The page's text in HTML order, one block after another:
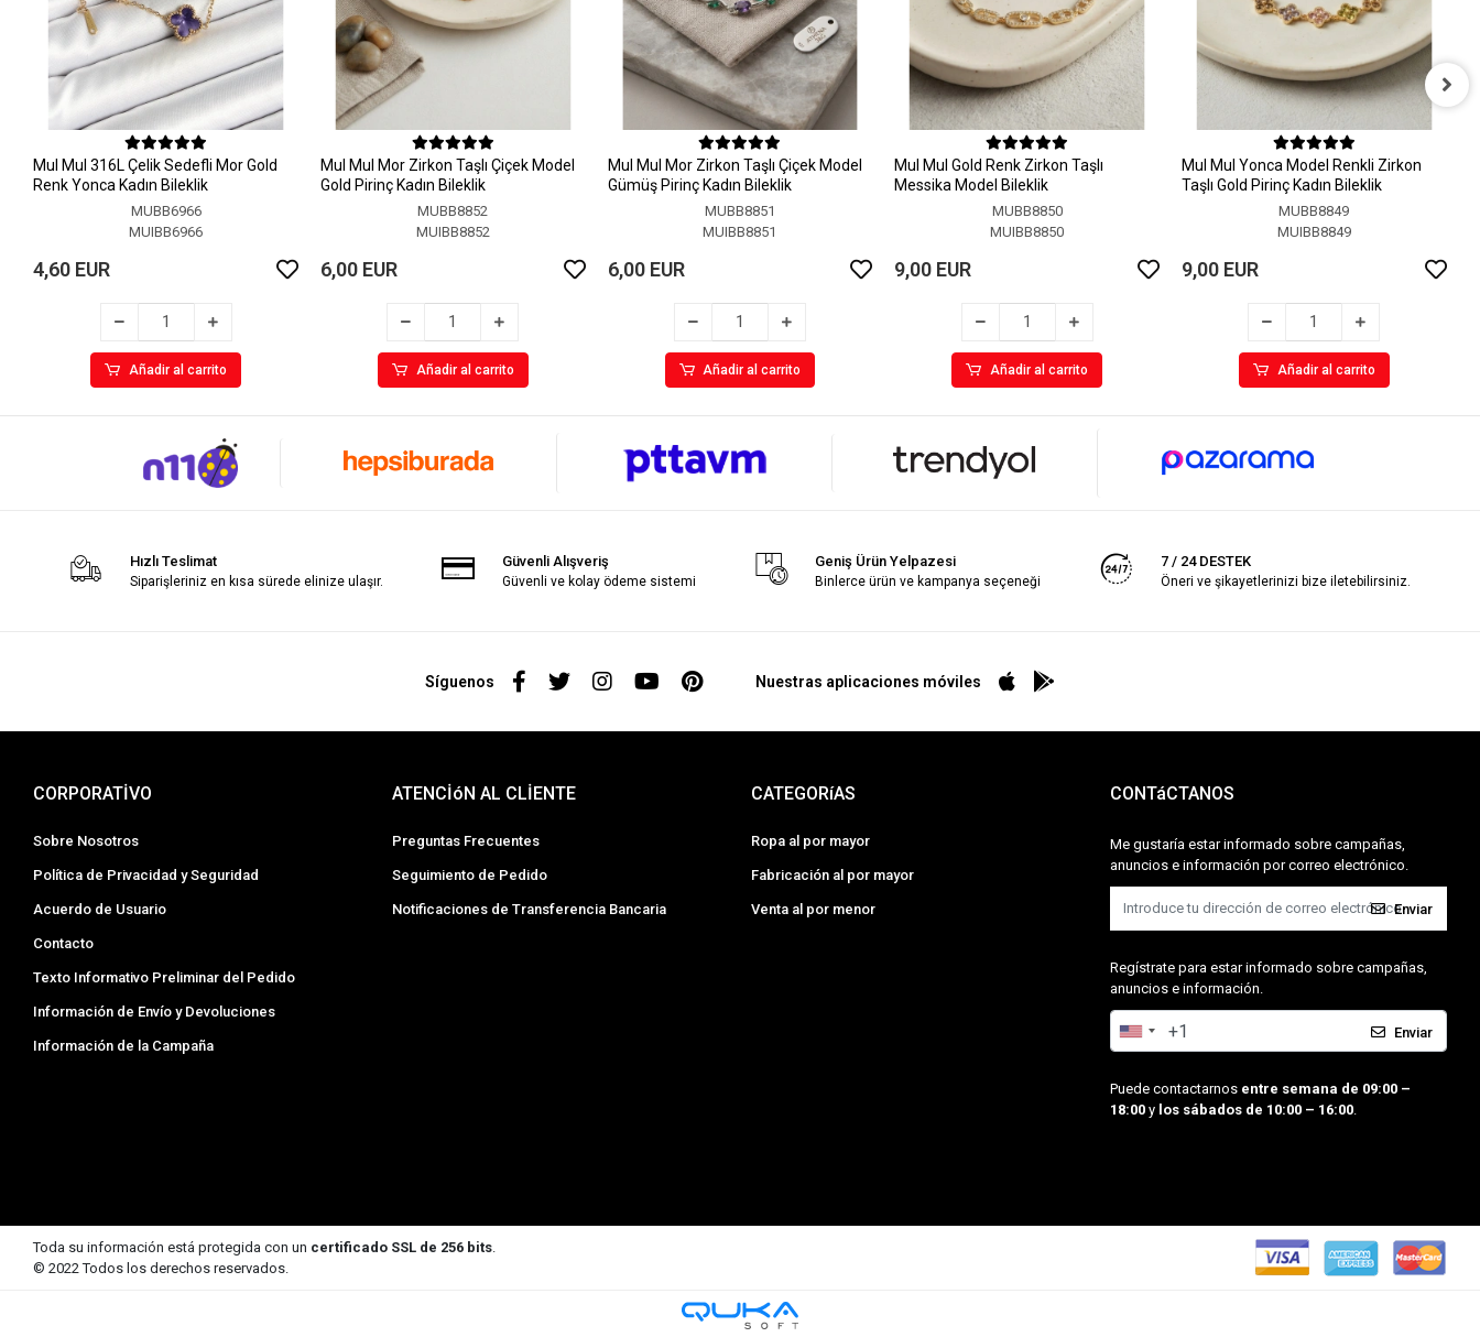
MuI MuI 316L Çelik Sedefli Mor Gold
Renk Yonca Kadın Bileklik
MUBB6966
MUIBB6966
4,60 EUR
Añadir al carrito
MuI MuI Mor Zirkon Taşlı Çiçek Model
Gold Pirinç Kadın Bileklik
MUBB8852
MUIBB8852
6,00 EUR
Añadir al carrito
MuI MuI Mor Zirkon Taşlı Çiçek Model
Gümüş Pirinç Kadın Bileklik
MUBB8851
MUIBB8851
6,00 EUR
Añadir al carrito
MuI MuI Gold Renk Zirkon Taşlı
Messika Model Bileklik
MUBB8850
MUIBB8850
9,00 EUR
Añadir al carrito
MuI MuI Yonca Model Renkli Zirkon
Taşlı Gold Pirinç Kadın Bileklik
MUBB8849
MUIBB8849
9,00 EUR
Añadir al carrito
Hızlı Teslimat
Siparişleriniz en kısa sürede elinize ulaşır.
Güvenli Alışveriş
Güvenli ve kolay ödeme sistemi
Geniş Ürün Yelpazesi
Binlerce ürün ve kampanya seçeneği
7 / 24 DESTEK
Öneri ve şikayetlerinizi bize iletebilirsiniz.
Síguenos Nuestras aplicaciones móviles
CORPORATİVO
Sobre Nosotros
Política de Privacidad y Seguridad
Acuerdo de Usuario
Contacto
Texto Informativo Preliminar del Pedido
Información de Envío y Devoluciones
Información de la Campaña
ATENCİóN AL CLİENTE
Preguntas Frecuentes
Seguimiento de Pedido
Notificaciones de Transferencia Bancaria
CATEGORíAS
Ropa al por mayor
Fabricación al por mayor
Venta al por menor
CONTáCTANOS
Me gustaría estar informado sobre campañas,
anuncios e información por correo electrónico.
Enviar
Regístrate para estar informado sobre campañas,
anuncios e información.
Enviar
Puede contactarnos entre semana de 09:00 –
18:00y los sábados de 10:00 – 16:00.
Toda su información está protegida con un certificado SSL de 256 bits.
© 2022 Todos los derechos reservados.